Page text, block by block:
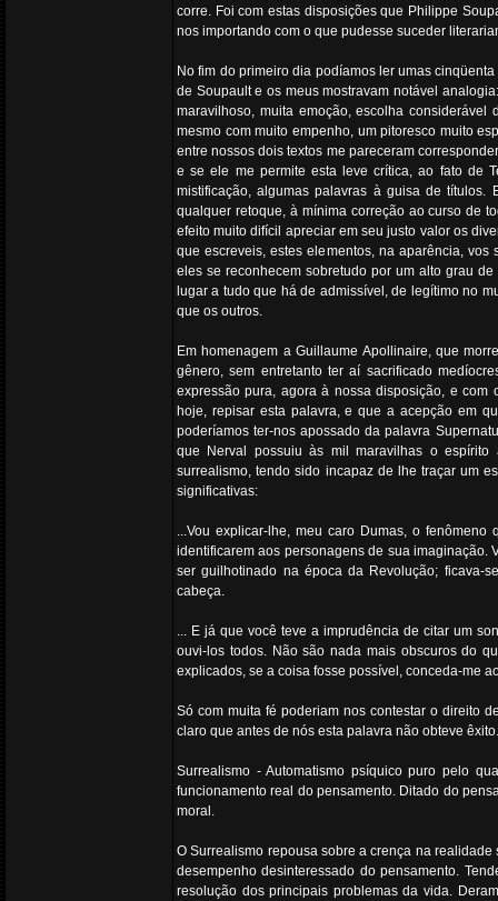
corre. Foi com estas disposições que Philippe
nos importando com o que pudesse suceder
No fim do primeiro dia podíamos ler umas
de Soupault e os meus mostravam notável
maravilhoso, muita emoção, escolha
mesmo com muito empenho, um pitoresco muito
entre nossos dois textos me pareceram
e se ele me permite esta leve crítica, ao fato de
mistificação, algumas palavras à guisa de
qualquer retoque, à mínima correção ao curso de
efeito muito difícil apreciar em seu justo valor os
que escreveis, estes elementos, na aparência,
eles se reconhecem sobretudo por um alto grau
lugar a tudo que há de admissível, de legítimo no
que os outros.
Em homenagem a Guillaume Apollinaire, que
gênero, sem entretanto ter aí sacrificado
expressão pura, agora à nossa disposição, e com
hoje, repisar esta palavra, e que a acepção em
poderíamos ter-nos apossado da palavra
que Nerval possuiu às mil maravilhas o
surrealismo, tendo sido incapaz de lhe traçar um
significativas:
...Vou explicar-lhe, meu caro Dumas, o
identificarem aos personagens de sua imaginação.
ser guilhotinado na época da Revolução; ficava-
cabeça.
... E já que você teve a imprudência de citar um
ouvi-los todos. Não são nada mais obscuros do
explicados, se a coisa fosse possível, conceda-me
Só com muita fé poderiam nos contestar o direito
claro que antes de nós esta palavra não obteve
Surrealismo - Automatismo psíquico puro pelo
funcionamento real do pensamento. Ditado do
moral.
O Surrealismo repousa sobre a crença na
desempenho desinteressado do pensamento.
resolução dos principais problemas da vida.